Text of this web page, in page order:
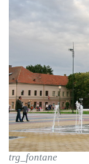
trg_fontane